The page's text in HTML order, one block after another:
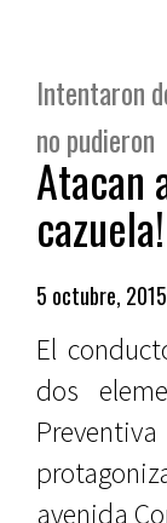
Intentaron
no pudieron
Atacan
cazuela!
5 octubre,
El
dos
avenida